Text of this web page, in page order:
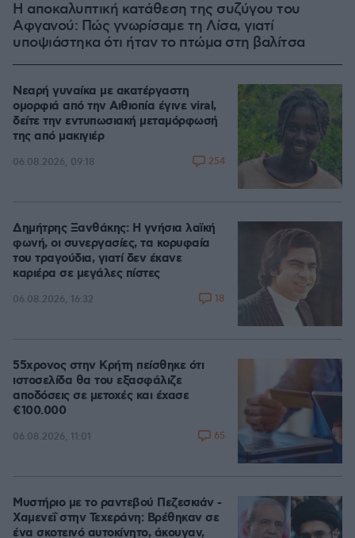
Η αποκαλυπτική κατάθεση της συζύγου του
Αφγανού: Πώς γνωρίσαμε τη Λίσα, γιατί
υποψιάστηκα ότι ήταν το πτώμα στη βαλίτσα
Νεαρή γυναίκα με ακατέργαστη
ομορφιά από την Αιθιοπία έγινε viral,
δείτε την εντυπωσιακή μεταμόρφωσή
της από μακιγιέρ
06.08.2026, 09:18 254
Δημήτρης Ξανθάκης: Η γνήσια λαϊκή
φωνή, οι συνεργασίες, τα κορυφαία
του τραγούδια, γιατί δεν έκανε
καριέρα σε μεγάλες πίστες
06.08.2026, 16:32 18
55χρονος στην Κρήτη πείσθηκε ότι
ιστοσελίδα θα του εξασφάλιζε
αποδόσεις σε μετοχές και έχασε
€100.000
06.08.2026, 11:01 65
Μυστήριο με το ραντεβού Πεζεσκιάν -
Χαμενεΐ στην Τεχεράνη: Βρέθηκαν σε
ένα σκοτεινό αυτοκίνητο, άκουγαν,